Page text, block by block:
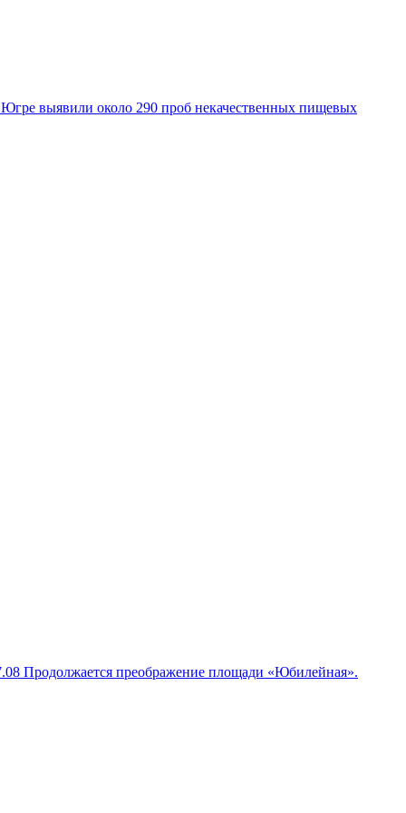
выявили около 290 проб некачественных пищевых
Продолжается преображение площади «Юбилейная».